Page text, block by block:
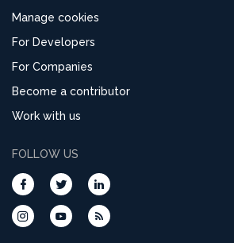
Manage cookies
For Developers
For Companies
Become a contributor
Work with us
FOLLOW US